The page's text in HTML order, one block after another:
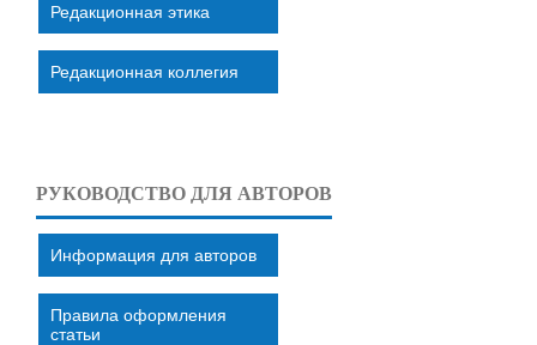
Редакционная этика
Редакционная коллегия
РУКОВОДСТВО ДЛЯ АВТОРОВ
Информация для авторов
Правила оформления
статьи